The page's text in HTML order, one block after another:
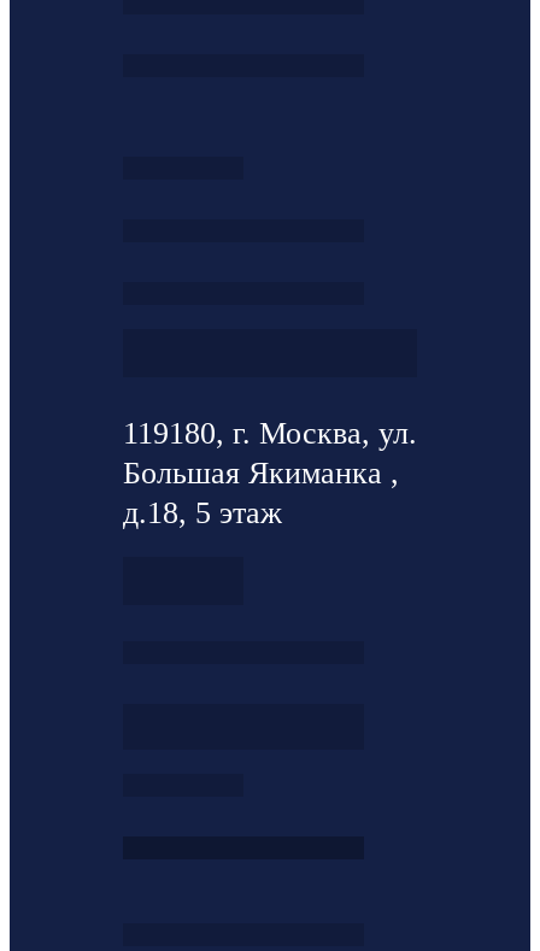
119180, г. Москва, ул.
Большая Якиманка ,
д.18, 5 этаж